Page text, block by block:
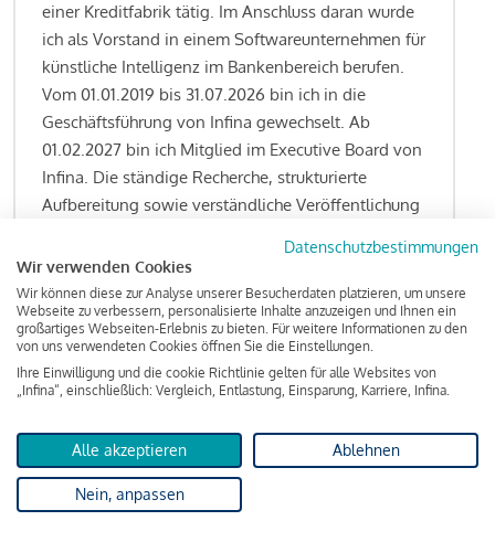
einer Kreditfabrik tätig. Im Anschluss daran wurde
ich als Vorstand in einem Softwareunternehmen für
künstliche Intelligenz im Bankenbereich berufen.
Vom 01.01.2019 bis 31.07.2026 bin ich in die
Geschäftsführung von Infina gewechselt. Ab
01.02.2027 bin ich Mitglied im Executive Board von
Infina. Die ständige Recherche, strukturierte
Aufbereitung sowie verständliche Veröffentlichung
Kreditgeschäft gehören zu den wesentlichen
Schwerpunktsetzungen meiner Funktion.
Lesen Sie meine Finanzierungs-Tipps
KreditindexDas Wohnkredit Barometer
Datenschutzbestimmungen
Wir verwenden Cookies
Wir können diese zur Analyse unserer Besucherdaten platzieren, um unsere
Webseite zu verbessern, personalisierte Inhalte anzuzeigen und Ihnen ein
großartiges Webseiten-Erlebnis zu bieten. Für weitere Informationen zu den
von uns verwendeten Cookies öffnen Sie die Einstellungen.
Ihre Einwilligung und die cookie Richtlinie gelten für alle Websites von
„Infina“, einschließlich: Vergleich, Entlastung, Einsparung, Karriere, Infina.
Alle akzeptieren Ablehnen
Nein, anpassen